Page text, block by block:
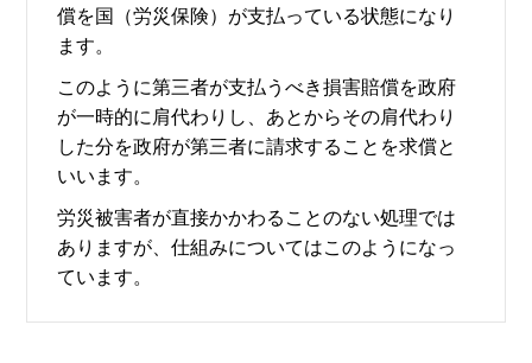
償を国（労災保険）が支払っている状態になり
ます。
このように第三者が支払うべき損害賠償を政府
が一時的に肩代わりし、あとからその肩代わり
した分を政府が第三者に請求することを求償と
いいます。
労災被害者が直接かかわることのない処理では
ありますが、仕組みについてはこのようになっ
ています。